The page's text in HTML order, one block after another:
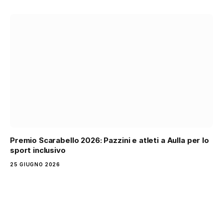
Premio Scarabello 2026: Pazzini e atleti a Aulla per lo
sport inclusivo
25 GIUGNO 2026